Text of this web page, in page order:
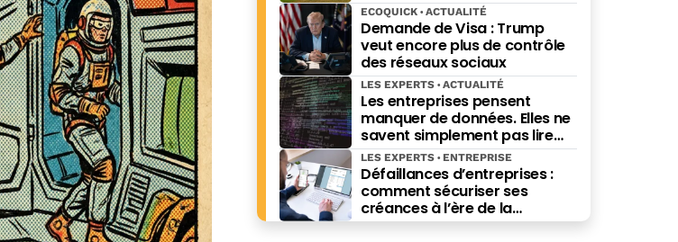
Demande de Visa : Trump
veut encore plus de contrôle
des réseaux sociaux
ECOQUICK ACTUALITÉ
Les entreprises pensent
manquer de données. Elles ne
savent simplement pas lire
celles qu’elles possèdent déjà.
LES EXPERTS ACTUALITÉ
Défaillances d’entreprises :
comment sécuriser ses
créances à l’ère de la
facturation électronique ?
LES EXPERTS ENTREPRISE